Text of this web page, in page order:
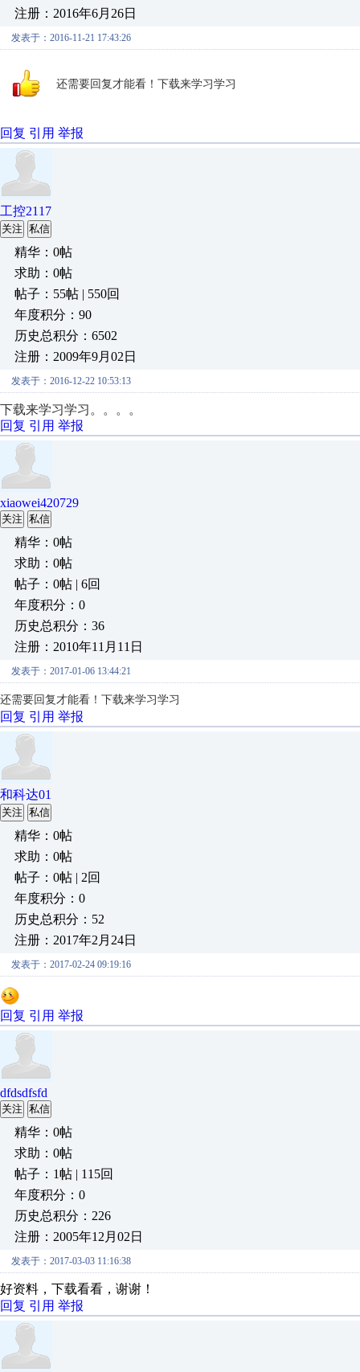
注册：2016年6月26日
发表于：2016-11-21 17:43:26
还需要回复才能看！下载来学习学习
回复 引用 举报
工控2117
关注 私信
精华：0帖
求助：0帖
帖子：55帖 | 550回
年度积分：90
历史总积分：6502
注册：2009年9月02日
发表于：2016-12-22 10:53:13
下载来学习学习。。。。
回复 引用 举报
xiaowei420729
关注 私信
精华：0帖
求助：0帖
帖子：0帖 | 6回
年度积分：0
历史总积分：36
注册：2010年11月11日
发表于：2017-01-06 13:44:21
还需要回复才能看！下载来学习学习
回复 引用 举报
和科达01
关注 私信
精华：0帖
求助：0帖
帖子：0帖 | 2回
年度积分：0
历史总积分：52
注册：2017年2月24日
发表于：2017-02-24 09:19:16
回复 引用 举报
dfdsdfsfd
关注 私信
精华：0帖
求助：0帖
帖子：1帖 | 115回
年度积分：0
历史总积分：226
注册：2005年12月02日
发表于：2017-03-03 11:16:38
好资料，下载看看，谢谢！
回复 引用 举报